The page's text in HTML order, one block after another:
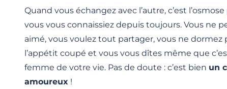
Quand vous échangez avec l’autre, c’est
vous vous connaissiez depuis toujours. Vous ne
aimé, vous voulez tout partager, vous ne dormez
l’appétit coupé et vous vous dîtes même que
femme de votre vie. Pas de doute : c’est bien un
amoureux !